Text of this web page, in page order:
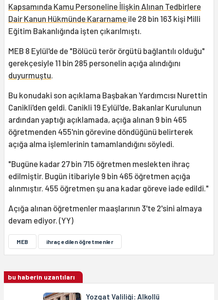
Kapsamında Kamu Personeline İlişkin Alınan Tedbirlere
Dair Kanun Hükmünde Kararname ile 28 bin 163 kişi Milli
Eğitim Bakanlığında işten çıkarılmıştı.
MEB 8 Eylül'de de "Bölücü terör örgütü bağlantılı olduğu"
gerekçesiyle 11 bin 285 personelin açığa alındığını
duyurmuştu.
Bu konudaki son açıklama Başbakan Yardımcısı Nurettin
Canikli'den geldi. Canikli 19 Eylül'de, Bakanlar Kurulunun
ardından yaptığı açıklamada, açığa alınan 9 bin 465
öğretmenden 455'nin görevine döndüğünü belirterek
açığa alma işlemlerinin tamamlandığını söyledi.
"Bugüne kadar 27 bin 715 öğretmen meslekten ihraç
edilmiştir. Bugün itibariyle 9 bin 465 öğretmen açığa
alınmıştır. 455 öğretmen şu ana kadar göreve iade edildi."
Açığa alınan öğretmenler maaşlarının 3'te 2'sini almaya
devam ediyor. (YY)
MEB ihraç edilen öğretmenler
bu haberin uzantıları
Yozgat Valiliği: Alkollü